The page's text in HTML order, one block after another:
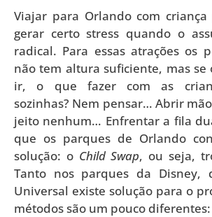
Viajar para Orlando com
gerar certo stress quando o
radical. Para essas atrações os
não tem altura suficiente, mas se
ir, o que fazer com as
sozinhas? Nem pensar… Abrir
jeito nenhum… Enfrentar a fila
que os parques de Orlando
solução: o Child Swap, ou seja,
Tanto nos parques da Disney,
Universal existe solução para o
métodos são um pouco diferentes: